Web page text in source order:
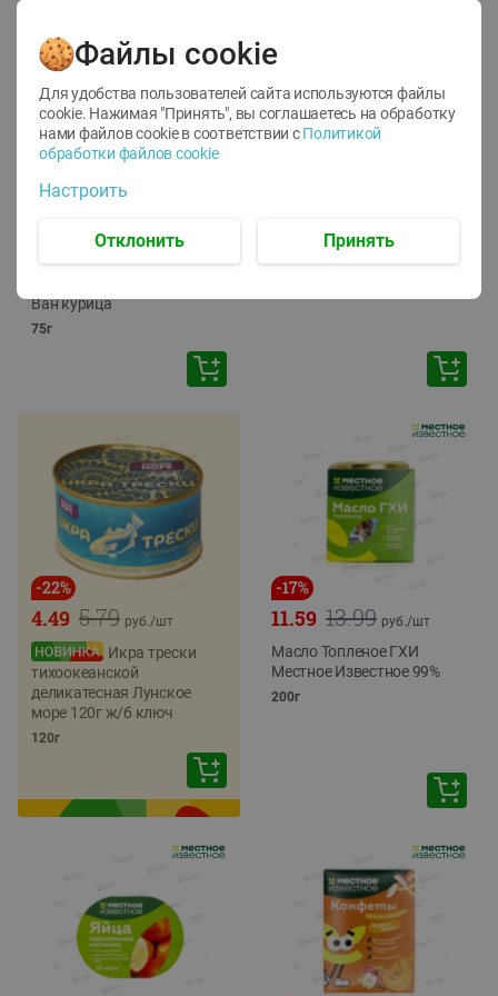
12
1.05 руб./
руб./шт
Корм влаж. для кош. с
Ван курица
75г
ТОФУ Vegetus ТВЕРДЫЙ
-22%
5.79
4.49 руб./шт
Икра трески
тихоокеанской
деликатесная Лунское
море 120г ж/б ключ
120г
-17%
13.99
11.59 руб./шт
Масло Топленое ГХИ
Местное Известное 99%
200г
Файлы cookie
Для удобства пользователей сайта используются файлы
cookie. Нажимая "Принять", вы соглашаетесь на обработку
нами файлов cookie в соответствии с Политикой
обработки файлов cookie
Настроить
Отклонить Принять